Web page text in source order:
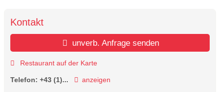
Kontakt
unverb. Anfrage senden
Restaurant auf der Karte
Telefon: +43 (1)... anzeigen